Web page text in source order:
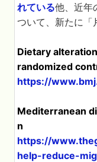
れている他、近年
ついて、新たに「
Dietary
randomized
https://
Mediterranean
n
https://
help-reduce-